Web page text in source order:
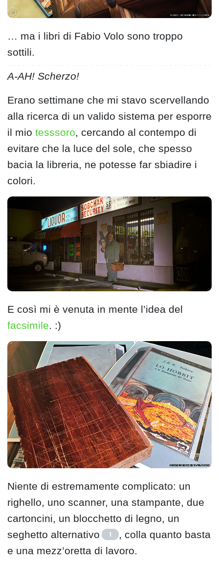
… ma i libri di Fabio Volo sono troppo
sottili.
A-AH! Scherzo!
Erano settimane che mi stavo scervellando
alla ricerca di un valido sistema per esporre
il mio tesssoro, cercando al contempo di
evitare che la luce del sole, che spesso
bacia la libreria, ne potesse far sbiadire i
colori.
E così mi è venuta in mente l’idea del
facsimile . :)
Niente di estremamente complicato: un
righello, uno scanner, una stampante, due
cartoncini, un blocchetto di legno, un
seghetto alternativo
1
, colla quanto basta
e una mezz’oretta di lavoro.